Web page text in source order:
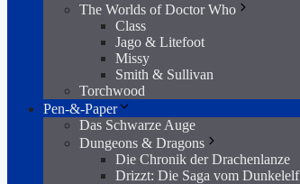
The Worlds of Doctor Who
Class
Jago & Litefoot
Missy
Smith & Sullivan
Torchwood
Pen-&-Paper
Das Schwarze Auge
Dungeons & Dragons
Die Chronik der Drachenlanze
Drizzt: Die Saga vom Dunkelelf